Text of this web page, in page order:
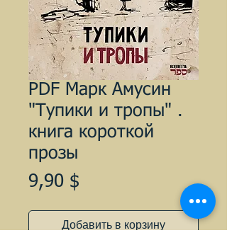
PDF Марк Амусин
"Тупики и тропы" .
книга короткой
прозы
9,90 $
Добавить в корзину